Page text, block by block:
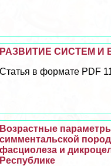
РАЗВИТИЕ СИСТЕМ И
Статья в формате PDF
Возрастные
симментальской
фасциолеза и
Республике